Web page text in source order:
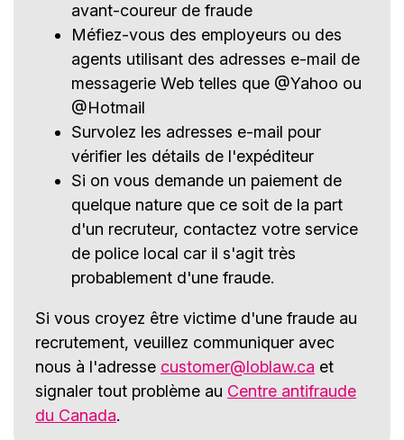
avant-coureur de fraude
Méfiez-vous des employeurs ou des
agents utilisant des adresses e-mail de
messagerie Web telles que @Yahoo ou
@Hotmail
Survolez les adresses e-mail pour
vérifier les détails de l'expéditeur
Si on vous demande un paiement de
quelque nature que ce soit de la part
d'un recruteur, contactez votre service
de police local car il s'agit très
probablement d'une fraude.
Si vous croyez être victime d'une fraude au
recrutement, veuillez communiquer avec
nous à l'adresse customer@loblaw.ca et
signaler tout problème au Centre antifraude
du Canada.